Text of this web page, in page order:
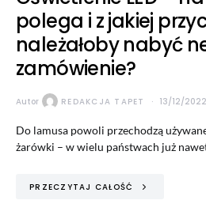
polega i z jakiej
należałoby nabyć
zamówienie?
Autor REDAKCJA TAPET 13/12/2022
Do lamusa powoli przechodzą
żarówki – w wielu państwach już
PRZECZYTAJ CAŁOŚĆ